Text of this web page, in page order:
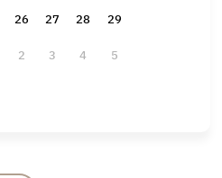
26 27 28
29
2 3 4 5